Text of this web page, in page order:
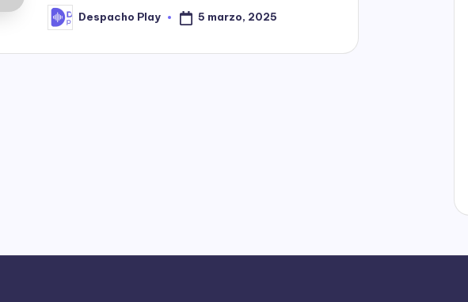
Posted
by
Despacho Play 5 marzo, 2025